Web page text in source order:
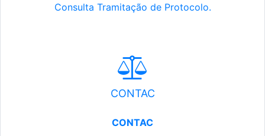
Consulta Tramitação de Protocolo.
CONTAC
CONTAC